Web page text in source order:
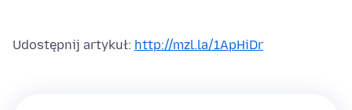
Udostępnij artykuł: http://mzl.la/1ApHiDr